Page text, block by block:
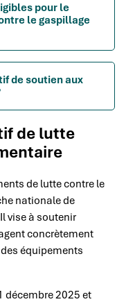
pour le
le gaspillage
de soutien aux
de lutte
de lutte contre le
nationale de
vise à soutenir
concrètement
équipements
décembre 2025 et